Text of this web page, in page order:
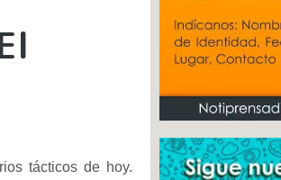
tácticos de hoy.